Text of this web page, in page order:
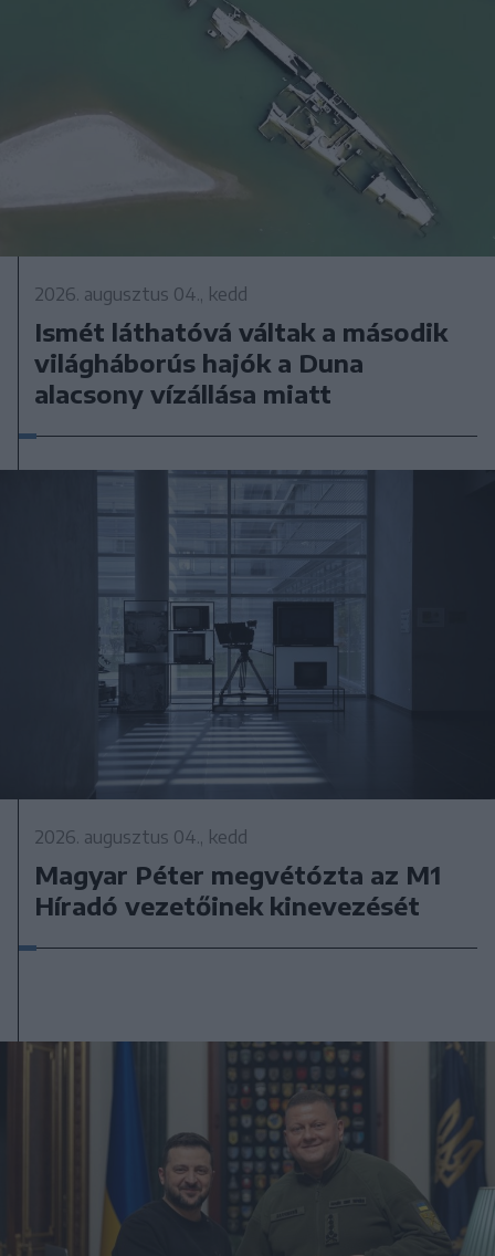
2026. augusztus 04., kedd
Ismét láthatóvá váltak a második
világháborús hajók a Duna
alacsony vízállása miatt
2026. augusztus 04., kedd
Magyar Péter megvétózta az M1
Híradó vezetőinek kinevezését